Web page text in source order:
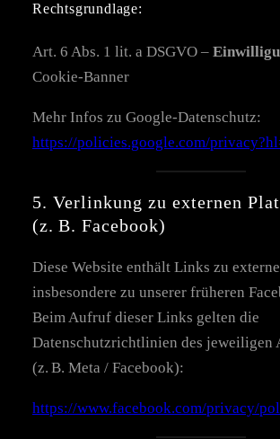
Rechtsgrundlage:
Art. 6 Abs. 1 lit. a DSGVO –
Cookie-Banner
Mehr Infos zu Google-Datenschutz:
https://policies.google.com/
5. Verlinkung zu externen
(z. B. Facebook)
Diese Website enthält Links zu
insbesondere zu unserer früheren
Beim Aufruf dieser Links gelten die
Datenschutzrichtlinien des jeweiligen
(z. B. Meta / Facebook):
https://www.facebook.com/privacy/